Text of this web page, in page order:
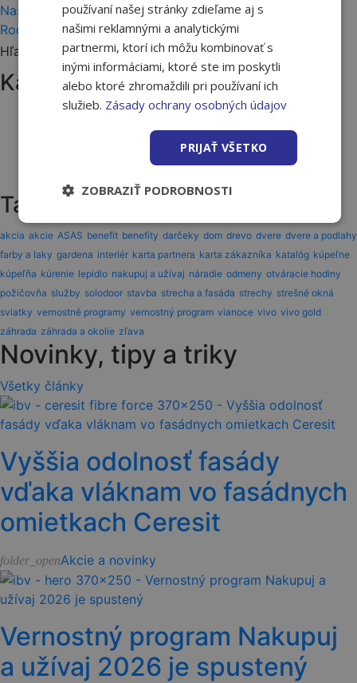
Nasledujúci článok
Rodinné domy na Slovensku dostávajú druhú šancu
Hľadať:
Kategórie článkov
Akcie a novinky
Tagy
akcia akcie ASAS benefit benefity darčeky dom drevo dvere dvere a podlahy
farby a laky gardena interiér karta partnera karta zákazníka katalóg kúpeľne
kúpeľňa kúrenie lepidlo nakupuj a užívaj náradie odmeny otváracie hodiny
požičovňa služby solodoor stavba strecha a fasáda strechy strešné okná
sviatky vernostné programy vernostný program vianoce vivo vivo gold
záhrada záhrada a okolie zľava
Novinky, tipy a triky
Všetky články
Vyššia odolnosť fasády
vďaka vláknam vo fasádnych
omietkach Ceresit
folder_openAkcie a novinky
Vernostný program Nakupuj
a užívaj 2026 je spustený
používaní našej stránky zdieľame aj s
našimi reklamnými a analytickými
partnermi, ktorí ich môžu kombinovať s
inými informáciami, ktoré ste im poskytli
alebo ktoré zhromaždili pri používaní ich
služieb. Zásady ochrany osobných údajov
PRIJAŤ VŠETKO
ZOBRAZIŤ PODROBNOSTI